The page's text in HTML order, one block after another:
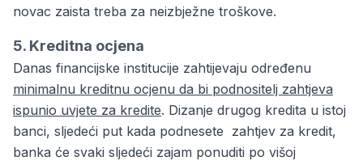
novac zaista treba za neizbježne troškove.
5. Kreditna ocjena
Danas financijske institucije zahtijevaju određenu
minimalnu kreditnu ocjenu da bi podnositelj zahtjeva
ispunio uvjete za kredite. Dizanje drugog kredita u istoj
banci, sljedeći put kada podnesete zahtjev za kredit,
banka će svaki sljedeći zajam ponuditi po višoj